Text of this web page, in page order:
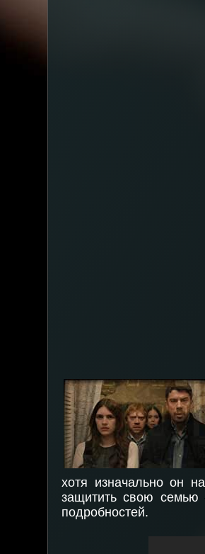
хотя изначально он
защитить свою
подробностей.